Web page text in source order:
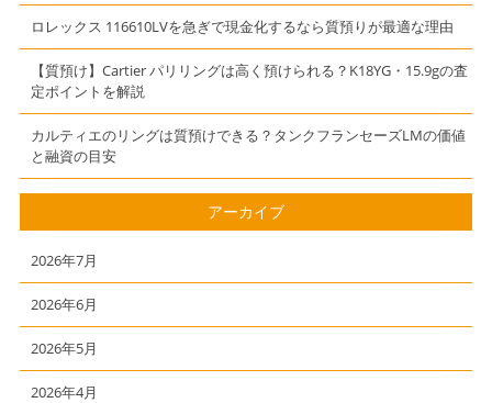
ロレックス 116610LVを急ぎで現金化するなら質預りが最適な理由
【質預け】Cartier パリリングは高く預けられる？K18YG・15.9gの査
定ポイントを解説
カルティエのリングは質預けできる？タンクフランセーズLMの価値
と融資の目安
アーカイブ
2026年7月
2026年6月
2026年5月
2026年4月